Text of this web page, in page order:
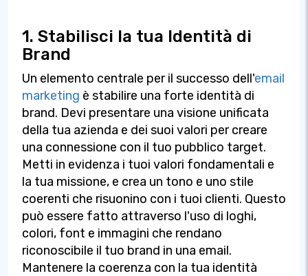
1. Stabilisci la tua Identità di
Brand
Un elemento centrale per il successo dell'email
marketing è stabilire una forte identità di
brand. Devi presentare una visione unificata
della tua azienda e dei suoi valori per creare
una connessione con il tuo pubblico target.
Metti in evidenza i tuoi valori fondamentali e
la tua missione, e crea un tono e uno stile
coerenti che risuonino con i tuoi clienti. Questo
può essere fatto attraverso l'uso di loghi,
colori, font e immagini che rendano
riconoscibile il tuo brand in una email.
Mantenere la coerenza con la tua identità